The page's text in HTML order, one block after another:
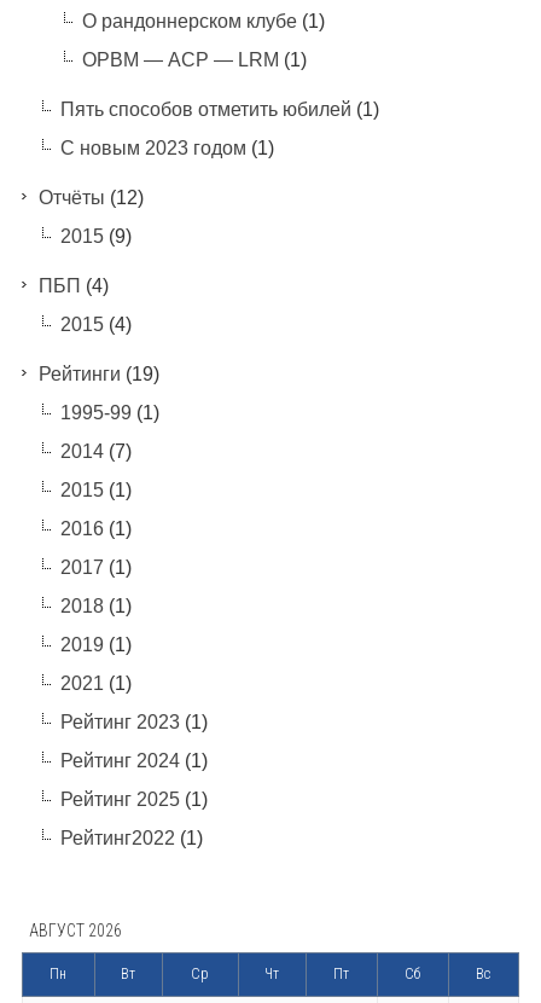
О рандоннерском клубе(1)
ОРВМ — АСР — LRM (1)
Пять способов отметить юбилей (1)
С новым 2023 годом (1)
Отчёты (12)
2015(9)
ПБП (4)
2015(4)
Рейтинги (19)
1995-99 (1)
2014(7)
2015(1)
2016(1)
2017 (1)
2018(1)
2019 (1)
2021 (1)
Рейтинг 2023(1)
Рейтинг 2024(1)
Рейтинг 2025(1)
Рейтинг2022 (1)
АВГУСТ 2026
Пн Вт Ср Чт Пт Сб Вс